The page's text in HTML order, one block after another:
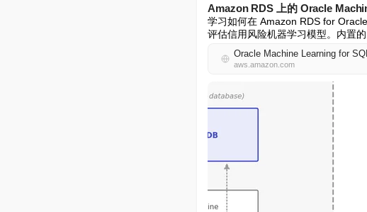
Amazon RDS 上的 Oracle
学习如何在 Amazon RDS for
评估信用风险机器学习模型。内置
Oracle Machine Learning for
aws.amazon.com